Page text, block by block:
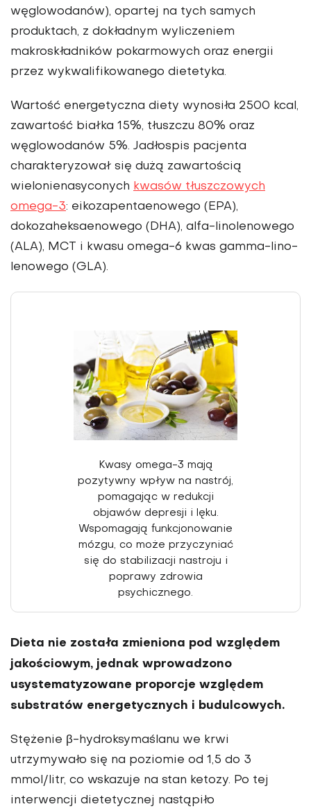
węglowodanów), opartej na tych samych
produktach, z dokładnym wyliczeniem
makroskład­ników pokarmowych oraz energii
przez wykwalifikowanego dietetyka.
Wartość energetyczna diety wynosiła 2500 kcal,
zawartość białka 15%, tłuszczu 80% oraz
węglowodanów 5%. Jadłospis pacjenta
charakteryzował się dużą zawartością
wielonienasyconych kwasów tłuszczowych
omega-3: eikoza­pentaenowego (EPA),
dokozaheksaenowego (DHA), alfa-lino­lenowego
(ALA), MCT i kwasu omega-6 kwas gamma-lino­
lenowego (GLA).
Kwasy omega-3 mają
pozytywny wpływ na nastrój,
pomagając w redukcji
objawów depresji i lęku.
Wspomagają funkcjonowanie
mózgu, co może przyczyniać
się do stabilizacji nastroju i
poprawy zdrowia
psychicznego.
Dieta nie została zmieniona pod względem
jakościowym, jednak wprowadzono
usystematyzowane pro­porcje względem
substratów energetycznych i budulcowych.
Stężenie β-hydroksymaślanu we krwi
utrzymywało się na poziomie od 1,5 do 3
mmol/litr, co wskazuje na stan ketozy. Po tej
interwencji dietetycznej nastąpiło